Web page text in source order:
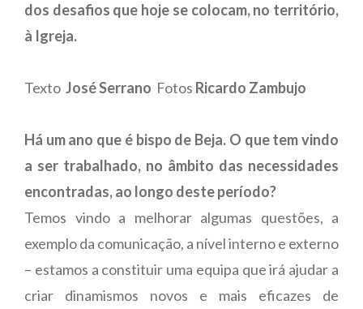
dos desafios que hoje se colocam, no território,
à Igreja.
Texto José Serrano Fotos Ricardo Zambujo
Há um ano que é bispo de Beja. O que tem vindo
a ser trabalhado, no âmbito das necessidades
encontradas, ao longo deste período?
Temos vindo a melhorar algumas questões, a
exemplo da comunicação, a nível interno e externo
– estamos a constituir uma equipa que irá ajudar a
criar dinamismos novos e mais eficazes de